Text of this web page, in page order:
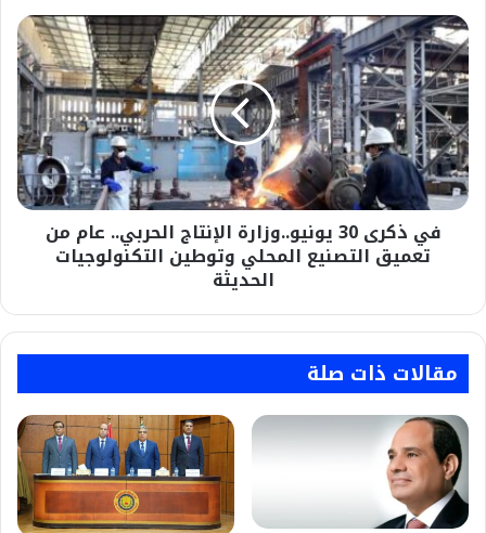
في
ذكرى
30
يونيو..وزارة
الإنتاج
الحربي..
عام
من
تعميق
التصنيع
المحلي
الحديثة
في ذكرى 30 يونيو..وزارة الإنتاج الحربي.. عام من
تعميق التصنيع المحلي وتوطين التكنولوجيات
الحديثة
مقالات ذات صلة